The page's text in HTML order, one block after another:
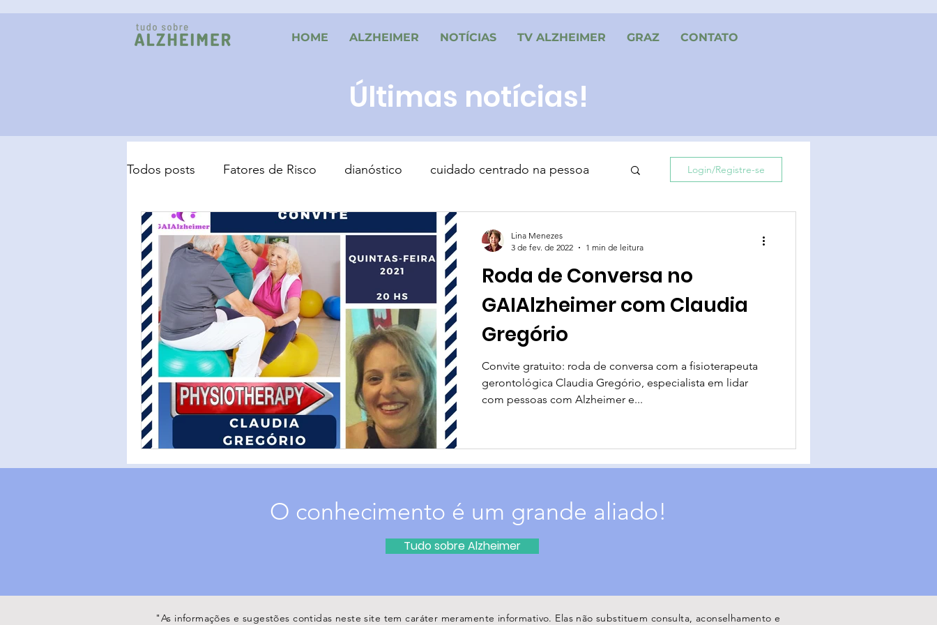
HOME ALZHEIMER NOTÍCIAS TV ALZHEIMER GRAZ CONTATO
Últimas notícias!
Todos posts Fatores de Risco dianóstico cuidado centrado na pessoa Login/Registre-se
Roda de Conversa no
GAIAlzheimer com Claudia
Gregório
Convite gratuito: roda de conversa com a fisioterapeuta
gerontológica Claudia Gregório, especialista em lidar
com pessoas com Alzheimer e...
Lina Menezes
3 de fev. de 2022
1 min de leitura
O conhecimento é um grande aliado!
Tudo sobre Alzheimer
"As informações e sugestões contidas neste site tem caráter meramente informativo. Elas não substituem consulta, aconselhamento e